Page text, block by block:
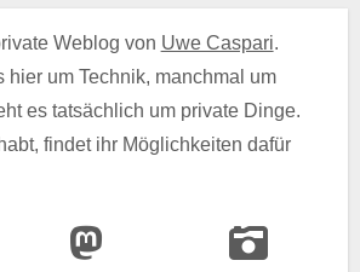
Weblog von Uwe Caspari.
hier um Technik, manchmal um
es tatsächlich um private Dinge.
findet ihr Möglichkeiten dafür